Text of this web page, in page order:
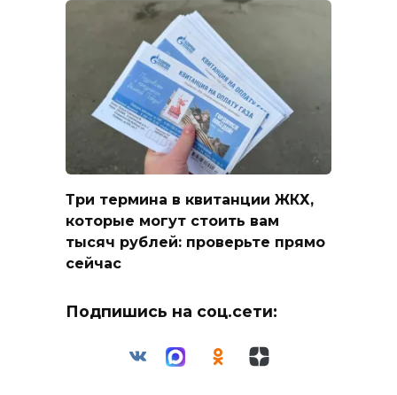
Три термина в квитанции ЖКХ,
которые могут стоить вам
тысяч рублей: проверьте прямо
сейчас
Подпишись на соц.сети: